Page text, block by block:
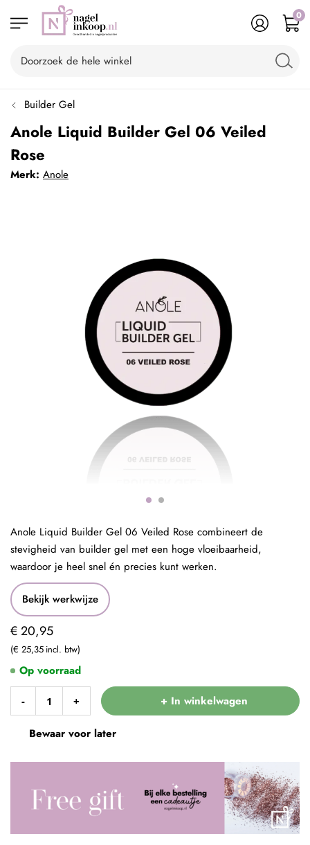
0
Builder Gel
Anole Liquid Builder Gel 06 Veiled
Rose
Merk: Anole
Bekijk werkwijze
€ 20,95
€ 25,35
- + + In winkelwagen
Bewaar voor later
Op voorraad
Anole Liquid Builder Gel 06 Veiled Rose combineert de
stevigheid van builder gel met een hoge vloeibaarheid,
waardoor je heel snel én precies kunt werken.